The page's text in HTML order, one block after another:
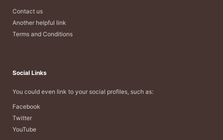
Contact us
Another helpful link
Terms and Conditions
Social Links
You could even link to your social profiles, such as:
Facebook
Twitter
YouTube